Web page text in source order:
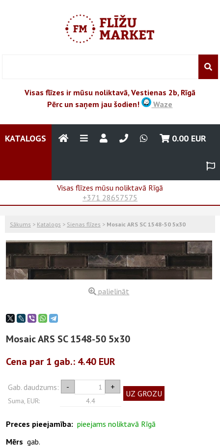
Visas flīzes ir mūsu noliktavā, Vestienas 2b, Rīgā
Pērc un saņem jau šodien!
Waze
KATALOGS 0.00 EUR
Visas flīzes mūsu noliktavā Rīgā
+371 28657575
Sākums > Katalogs > Sienas flīzes > Mosaic ARS SC 1548-50 5x30
palielināt
Mosaic ARS SC 1548-50 5x30
Cena par 1 gab.: 4.40 EUR
Gab. daudzums: - +
Suma, EUR: 4.4
UZ GROZU
Preces pieejamība: pieejams noliktavā Rīgā
Mērs gab.